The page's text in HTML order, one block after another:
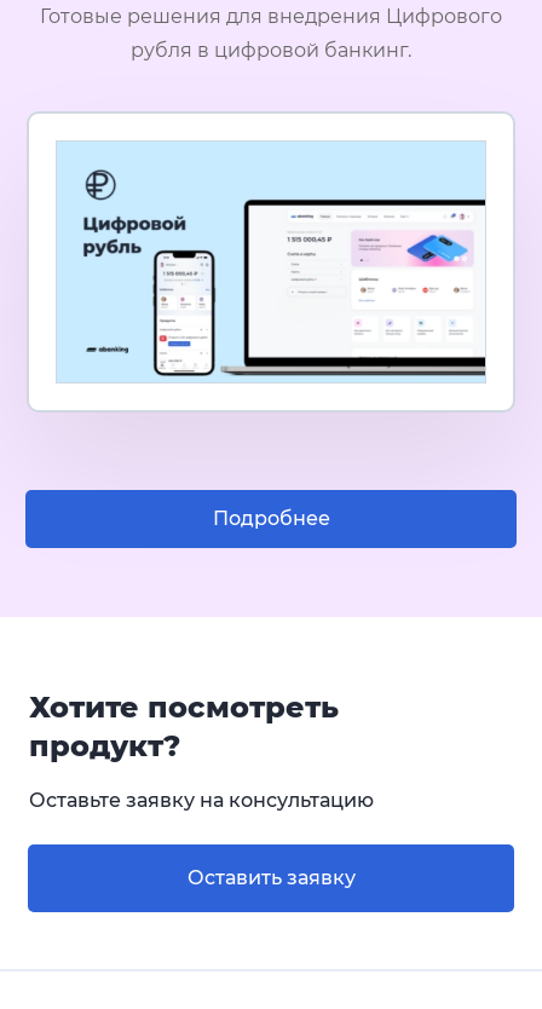
Готовые решения для внедрения Цифрового
рубля в цифровой банкинг.
Подробнее
Хотите посмотреть
продукт?
Оставьте заявку на консультацию
Оставить заявку